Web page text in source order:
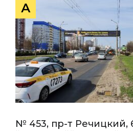
А
№ 453, пр-т Речицкий,